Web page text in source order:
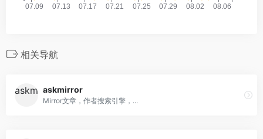
相关导航
askmirror
Mirror文章，作者搜索引擎，...